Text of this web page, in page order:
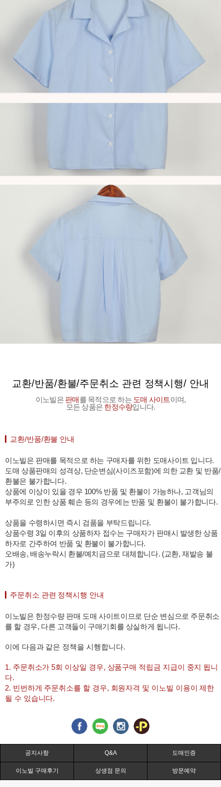
교환/반품/환불/주문취소 관련 정책시행/ 안내
이노빌은 판매를 목적으로 하는 도매 사이트이며,
모든 상품은 한정수량입니다.
교환/반품/환불 안내
이노빌은 판매를 목적으로 하는 구매자를 위한 도매사이트 입니다.
도매 상품판매의 성격상, 단순변심(사이즈포함)에 의한 교환 및 반품/
환불은 불가합니다.
상품에 이상이 있을 경우 100% 반품 및 환불이 가능하나, 고객님의
부주의로 인한 상품 훼손 등의 경우에는 반품 및 환불이 불가합니다.
상품을 수령하시면 즉시 검품을 부탁드립니다.
상품수령 3일 이후의 상품하자 접수는 구매자가 판매시 발생한 상품
하자로 간주하여 반품 및 환불이 불가합니다.
오배송, 배송누락시 환불/예치금으로 대체합니다. (교환, 재발송 불
가)
주문취소 관련 정책시행 안내
이노빌은 한정수량 판매 도매 사이트이므로 단순 변심으로 주문취소
를 할 경우, 다른 고객들이 구매기회를 상실하게 됩니다.
이에 다음과 같은 정책을 시행합니다.
1. 주문취소가 5회 이상일 경우, 상품구매 적립금 지급이 중지 됩니
다.
2. 빈번하게 주문취소를 할 경우, 회원자격 및 이노빌 이용이 제한
될 수 있습니다.
공지사항 Q&A 도매인증
이노빌 구매후기 상생점 문의 방문예약